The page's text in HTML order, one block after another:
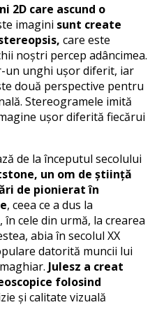
2D care ascund o
imagini sunt create
care este
noștri percep adâncimea.
un unghi ușor diferit, iar
două perspective pentru
Stereogramele imită
ușor diferită fiecărui
de la începutul secolului
un om de știință
de pionierat în
, ceea ce a dus la
cele din urmă, la crearea
abia în secolul XX
datorită muncii lui
Julesz a creat
folosind
și calitate vizuală